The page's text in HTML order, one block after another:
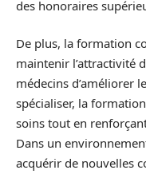
des honoraires
De plus, la formation
maintenir l’attractivité
médecins d’améliorer
spécialiser, la
soins tout en
Dans un
acquérir de nouvelles